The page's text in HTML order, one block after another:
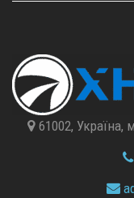
61002, Україна,